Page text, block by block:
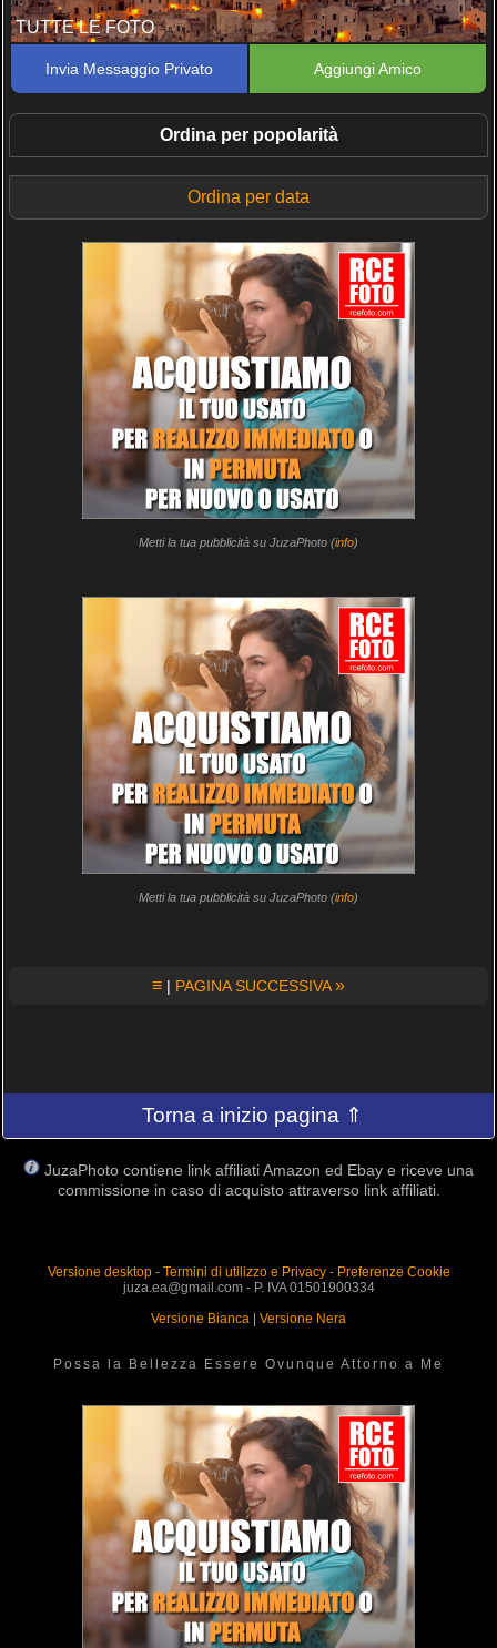
TUTTE LE FOTO
Invia Messaggio Privato Aggiungi Amico
Ordina per popolarità
Ordina per data
Metti la tua pubblicità su JuzaPhoto (info)
Metti la tua pubblicità su JuzaPhoto (info)
≡ | PAGINA SUCCESSIVA»
Torna a inizio pagina ⇑
JuzaPhoto contiene link affiliati Amazon ed Ebay e riceve una
commissione in caso di acquisto attraverso link affiliati.
Versione desktop- Termini di utilizzo e Privacy- Preferenze Cookie
juza.ea@gmail.com - P. IVA 01501900334
Versione Bianca
Versione Nera
Possa la Bellezza Essere Ovunque Attorno a Me